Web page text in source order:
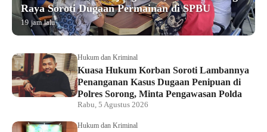
Raya Soroti Dugaan Permainan di SPBU
19 jam lalu
Hukum dan Kriminal
Kuasa Hukum Korban Soroti Lambannya
Penanganan Kasus Dugaan Penipuan di
Polres Sorong, Minta Pengawasan Polda
Rabu, 5 Agustus 2026
Hukum dan Kriminal